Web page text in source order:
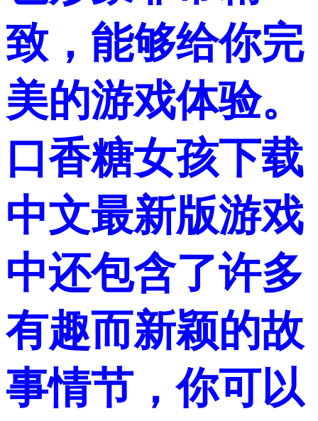
致，能够给你完
美的游戏体验。
口香糖女孩下载
中文最新版游戏
中还包含了许多
有趣而新颖的故
事情节，你可以